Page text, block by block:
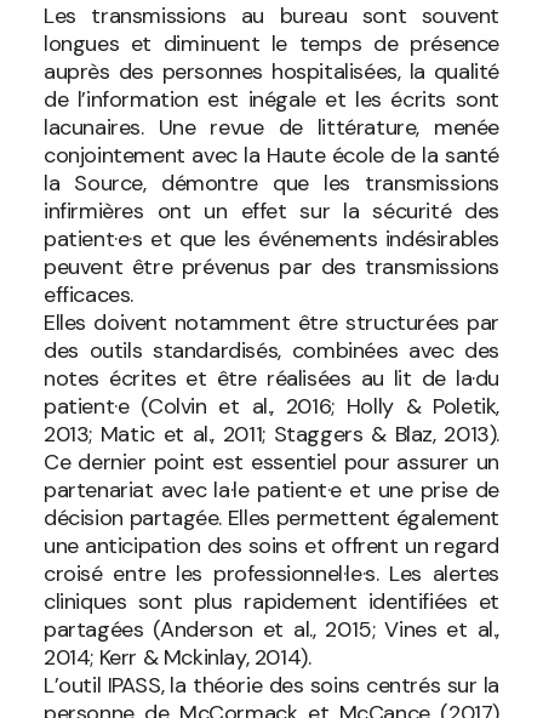
Les transmissions au bureau sont souvent
longues et diminuent le temps de présence
auprès des personnes hospitalisées, la qualité
de l’information est inégale et les écrits sont
lacunaires. Une revue de littérature, menée
conjointement avec la Haute école de la santé
la Source, démontre que les transmissions
infirmières ont un effet sur la sécurité des
patient·e·s et que les événements indésirables
peuvent être prévenus par des transmissions
efficaces.
Elles doivent notamment être structurées par
des outils standardisés, combinées avec des
notes écrites et être réalisées au lit de la·du
patient·e (Colvin et al., 2016; Holly & Poletik,
2013; Matic et al., 2011; Staggers & Blaz, 2013).
Ce dernier point est essentiel pour assurer un
partenariat avec la·le patient·e et une prise de
décision partagée. Elles permettent également
une anticipation des soins et offrent un regard
croisé entre les professionnel·le·s. Les alertes
cliniques sont plus rapidement identifiées et
partagées (Anderson et al., 2015; Vines et al.,
2014; Kerr & Mckinlay, 2014).
L’outil IPASS, la théorie des soins centrés sur la